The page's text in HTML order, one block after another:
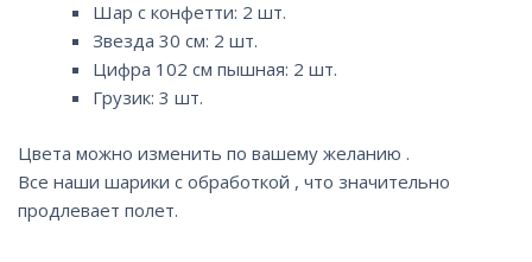
Шар с конфетти: 2 шт.
Звезда 30 см: 2 шт.
Цифра 102 см пышная: 2 шт.
Грузик: 3 шт.
Цвета можно изменить по вашему желанию .
Все наши шарики с обработкой , что значительно
продлевает полет.